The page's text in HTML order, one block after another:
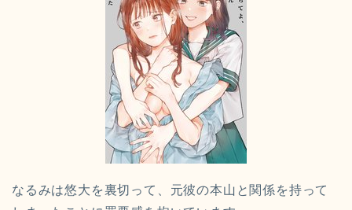
なるみは悠大を裏切って、元彼の本山と関係を持って